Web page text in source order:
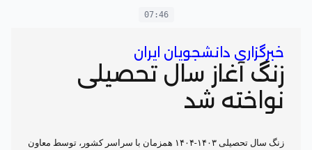
07:46
خبرگزاری دانشجویان ایران
زنگ آغاز سال تحصیلی
نواخته شد
زنگ سال تحصیلی ۱۴۰۳-۱۴۰۴ همزمان با سراسر کشور، توسط معاون